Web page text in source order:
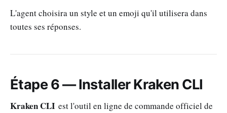
L'agent choisira un style et un emoji qu'il utilisera dans
toutes ses réponses.
Étape 6 — Installer Kraken CLI
Kraken CLI est l'outil en ligne de commande officiel de